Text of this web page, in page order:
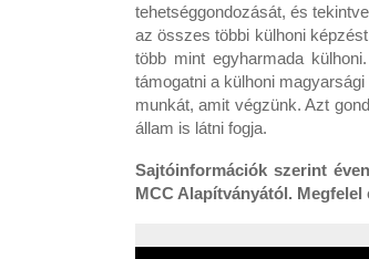
tehetséggondozását, és
az összes többi külhoni
több mint egyharmada
támogatni a külhoni
munkát, amit végzünk. Azt
állam is látni fogja.
Sajtóinformációk szerint
MCC Alapítványától. Megfelel